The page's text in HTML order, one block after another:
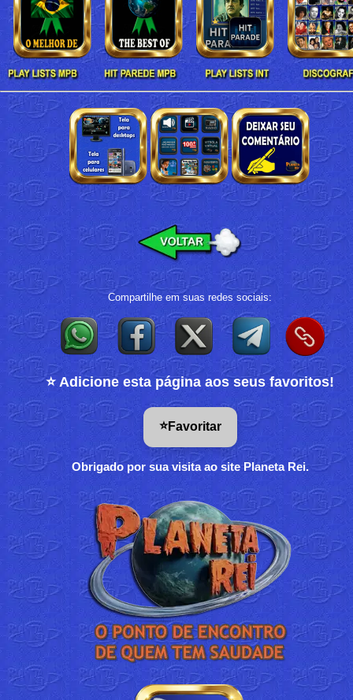
Compartilhe em suas redes sociais:
⭐ Adicione esta página aos seus favoritos!
⭐Favoritar
Obrigado por sua visita ao site Planeta Rei.